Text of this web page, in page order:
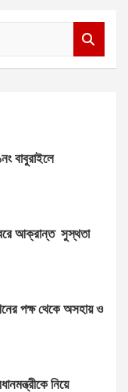
বাবুরাইলে
আক্রান্ত সুস্থতা
পক্ষ থেকে অসহায় ও
নিয়ে